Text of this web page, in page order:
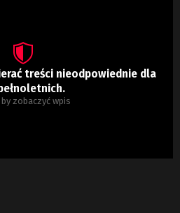
treści nieodpowiednie dla
zobaczyć wpis